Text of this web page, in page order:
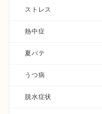
ストレス
熱中症
夏バテ
うつ病
脱水症状